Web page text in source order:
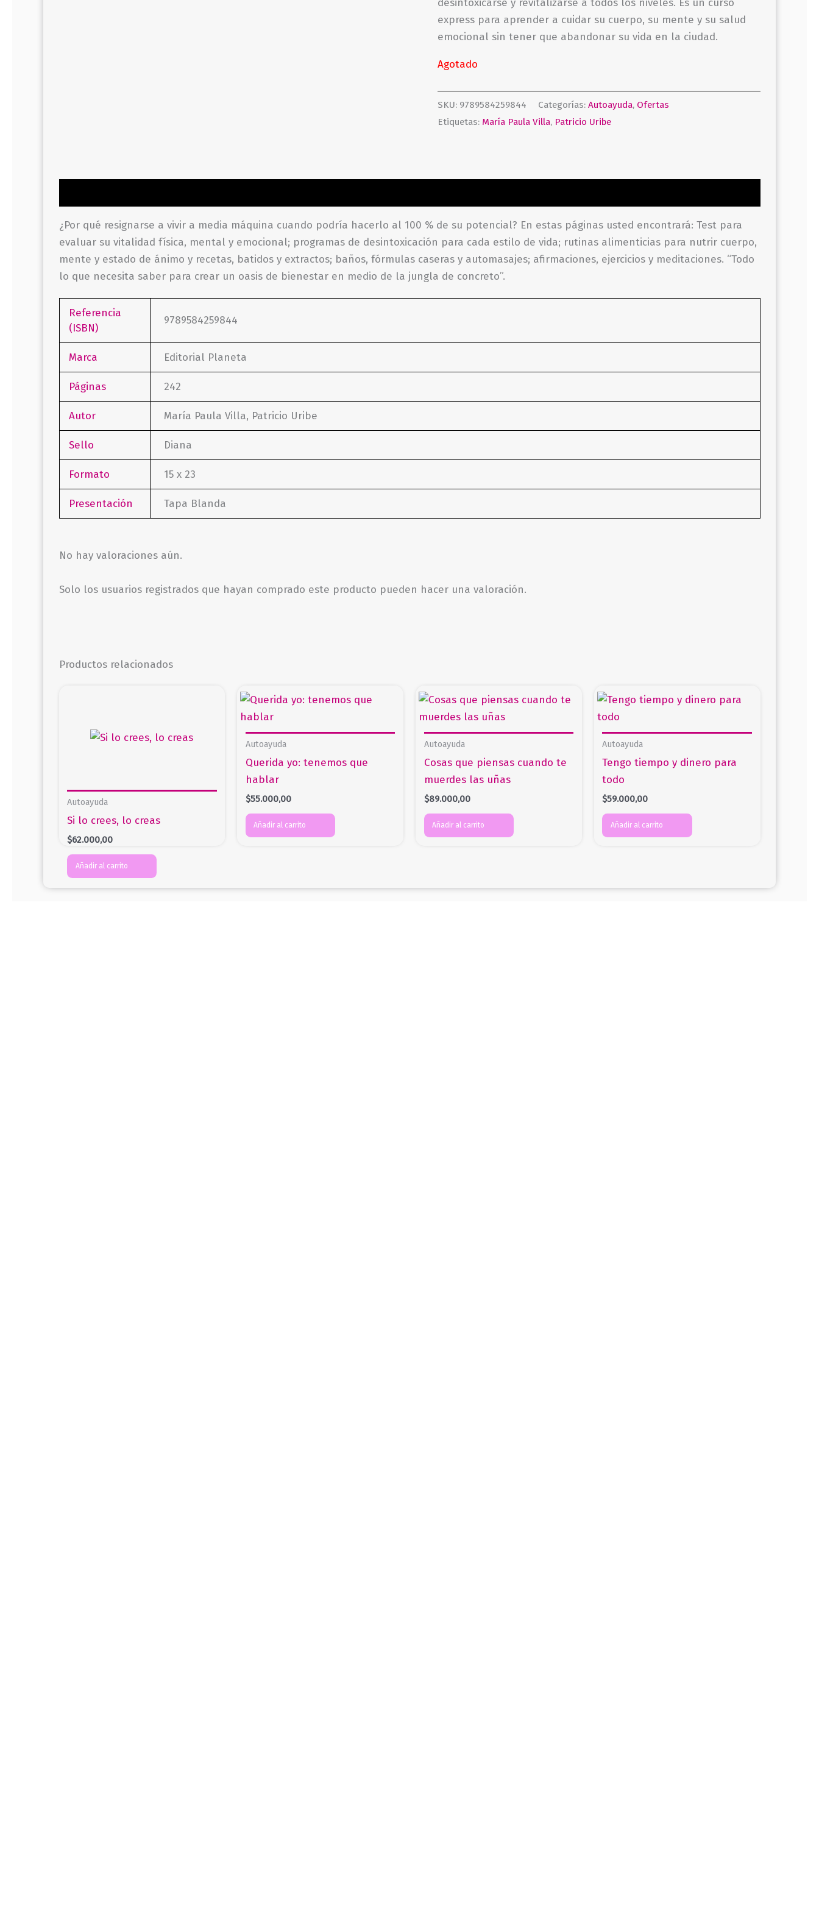
express para aprender a cuidar su cuerpo, su mente y su salud
emocional sin tener que abandonar su vida en la ciudad.
Agotado
SKU: 9789584259844 Categorías:Autoayuda, Ofertas
Etiquetas: María Paula Villa, Patricio Uribe
¿Por qué resignarse a vivir a media máquina cuando podría hacerlo al 100 % de su potencial? En estas páginas usted encontrará: Test para
evaluar su vitalidad física, mental y emocional; programas de desintoxicación para cada estilo de vida; rutinas alimenticias para nutrir cuerpo,
mente y estado de ánimo y recetas, batidos y extractos; baños, fórmulas caseras y automasajes; afirmaciones, ejercicios y meditaciones. “Todo
lo que necesita saber para crear un oasis de bienestar en medio de la jungla de concreto”.
Referencia
(ISBN)
9789584259844
Marca Editorial Planeta
Páginas 242
Autor María Paula Villa, Patricio Uribe
Sello Diana
Formato 15 x 23
Presentación Tapa Blanda
No hay valoraciones aún.
Solo los usuarios registrados que hayan comprado este producto pueden hacer una valoración.
Productos relacionados
Autoayuda
Si lo crees, lo creas
$62.000,00
Añadir al carrito
Autoayuda
Querida yo: tenemos que
hablar
$55.000,00
Añadir al carrito
Autoayuda
Cosas que piensas cuando te
muerdes las uñas
$89.000,00
Añadir al carrito
Autoayuda
Tengo tiempo y dinero para
todo
$59.000,00
Añadir al carrito